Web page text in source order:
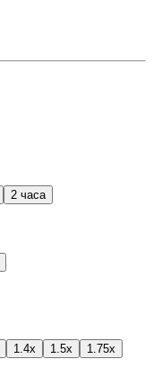
2 часа
1.4x 1.5x
1.75x